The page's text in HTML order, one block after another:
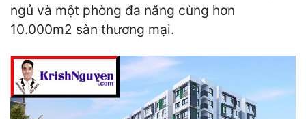
ngủ và một phòng đa năng cùng hơn
10.000m2 sàn thương mại.